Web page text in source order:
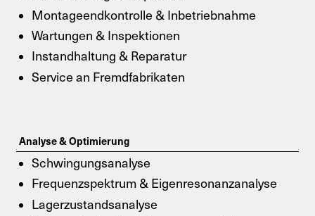
Montageendkontrolle & Inbetriebnahme
Wartungen & Inspektionen
Instandhaltung & Reparatur
Service an Fremdfabrikaten
Analyse & Optimierung
Schwingungsanalyse
Frequenzspektrum & Eigenresonanzanalyse
Lagerzustandsanalyse